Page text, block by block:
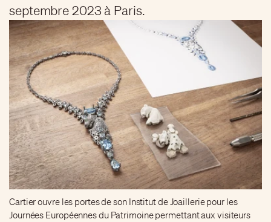
septembre 2023 à Paris.
Cartier ouvre les portes de son Institut de Joaillerie pour les
Journées Européennes du Patrimoine permettant aux visiteurs